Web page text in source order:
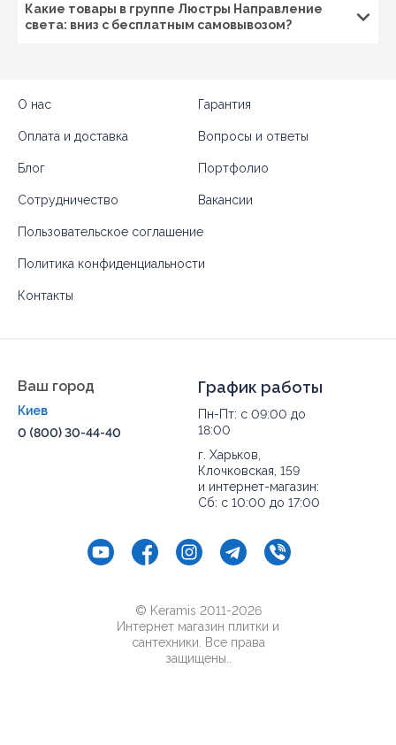
Какие товары в группе Люстры Направление
света: вниз с бесплатным самовывозом?
О нас Гарантия
Оплата и доставка Вопросы и ответы
Блог Портфолио
Сотрудничество Вакансии
Пользовательское соглашение
Политика конфиденциальности
Контакты
Ваш город
Киев
0 (800) 30-44-40
График работы
Пн-Пт: с 09:00 до
18:00
г. Харьков,
Клочковская, 159
и интернет-магазин:
Сб: с 10:00 до 17:00
© Keramis 2011-2026
Интернет магазин плитки и
сантехники. Все права
защищены..